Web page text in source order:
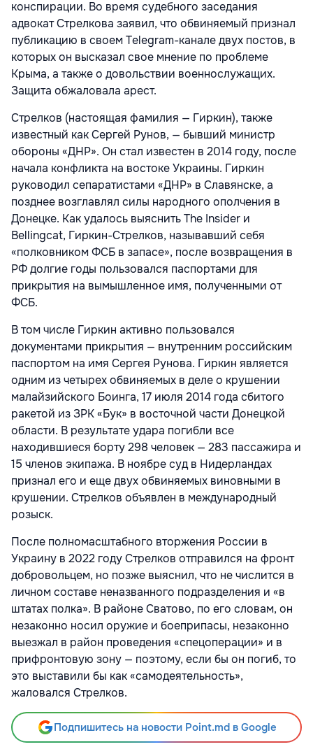
конспирации. Во время судебного заседания
адвокат Стрелкова заявил, что обвиняемый признал
публикацию в своем Telegram-канале двух постов, в
которых он высказал свое мнение по проблеме
Крыма, а также о довольствии военнослужащих.
Защита обжаловала арест.
Стрелков (настоящая фамилия — Гиркин), также
известный как Сергей Рунов, — бывший министр
обороны «ДНР». Он стал известен в 2014 году, после
начала конфликта на востоке Украины. Гиркин
руководил сепаратистами «ДНР» в Славянске, а
позднее возглавлял силы народного ополчения в
Донецке. Как удалось выяснить The Insider и
Bellingcat, Гиркин-Стрелков, называвший себя
«полковником ФСБ в запасе», после возвращения в
РФ долгие годы пользовался паспортами для
прикрытия на вымышленное имя, полученными от
ФСБ.
В том числе Гиркин активно пользовался
документами прикрытия — внутренним российским
паспортом на имя Сергея Рунова. Гиркин является
одним из четырех обвиняемых в деле о крушении
малайзийского Боинга, 17 июля 2014 года сбитого
ракетой из ЗРК «Бук» в восточной части Донецкой
области. В результате удара погибли все
находившиеся борту 298 человек — 283 пассажира и
15 членов экипажа. В ноябре суд в Нидерландах
признал его и еще двух обвиняемых виновными в
крушении. Стрелков объявлен в международный
розыск.
После полномасштабного вторжения России в
Украину в 2022 году Стрелков отправился на фронт
добровольцем, но позже выяснил, что не числится в
личном составе неназванного подразделения и «в
штатах полка». В районе Сватово, по его словам, он
незаконно носил оружие и боеприпасы, незаконно
выезжал в район проведения «спецоперации» и в
прифронтовую зону — поэтому, если бы он погиб, то
это выставили бы как «самодеятельность»,
жаловался Стрелков.
Подпишитесь на новости Point.md в Google